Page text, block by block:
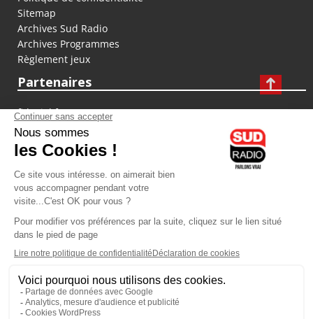
Sitemap
Archives Sud Radio
Archives Programmes
Règlement jeux
Partenaires
fiducial.fr
lyoncapitale.fr
olympique-et-lyonnais.com
L'application Iphone / Android
Téléchargez l'application
Les cookies
Gestion des cookies
Crédit photos : ©Sud Radio / Pierre Olivier